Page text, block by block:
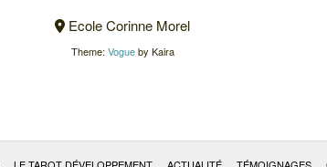
Ecole Corinne Morel
Theme: Vogueby Kaira